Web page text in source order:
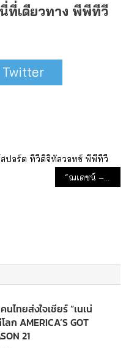
ที่เดียวทาง พีพีทีวี
Twitter
ปอร์ต ทีวีดิจิทัลวอทช์ พีพีทีวี
“ณเดชน์ – คิมเบอร์ลี่” พร้อมนักแสดงช่อง 3 เชิญชวนบริจาคเนื่องในวัน “วันมหิดล” 2566
ไทยส่งใจเชียร์ “เนเน่
ก AMERICA’S GOT
21